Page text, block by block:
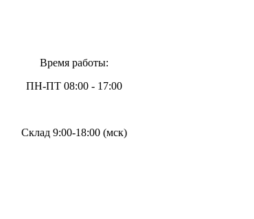
Время работы:
ПН-ПТ 08:00 - 17:00
Склад 9:00-18:00 (мск)